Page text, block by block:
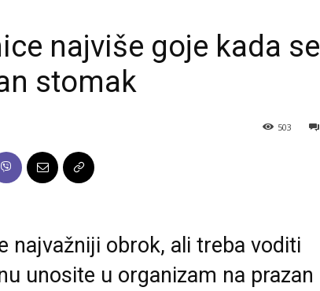
najviše goje kada se
stomak
503
najvažniji obrok, ali treba voditi
unosite u organizam na prazan